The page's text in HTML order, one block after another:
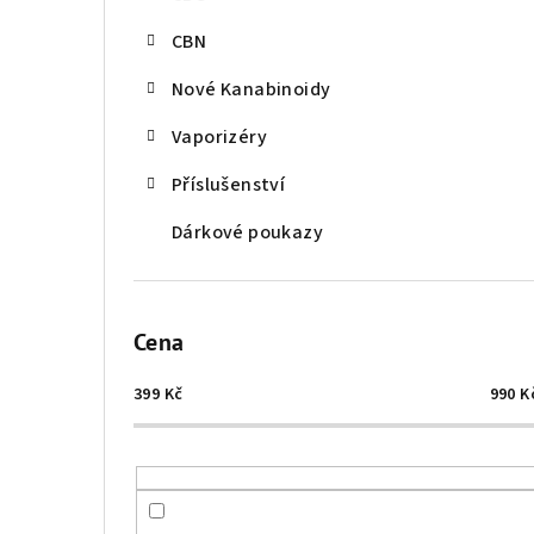
CBN
Nové Kanabinoidy
Vaporizéry
Příslušenství
Dárkové poukazy
Cena
399 Kč 990